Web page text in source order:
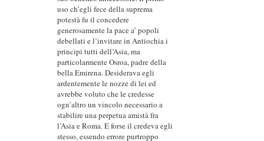
uso ch’egli fece della suprema
potestà fu il concedere
generosamente la pace a’ popoli
debellati e l’invitare in Antiochia i
principi tutti dell’Asia, ma
particolarmente Osroa, padre della
bella Emirena. Desiderava egli
ardentemente le nozze di lei ed
avrebbe voluto che le credesse
ogn’altro un vincolo necessario a
stabilire una perpetua amistà fra
l’Asia e Roma. E forse il credeva egli
stesso, essendo errore purtroppo